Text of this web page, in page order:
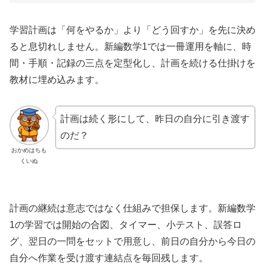
学習計画は「何をやるか」より「どう回すか」を先に決め
ると息切れしません。新編数学1では一冊運用を軸に、時
間・手順・記録の三点を定型化し、計画を続ける仕掛けを
教材に埋め込みます。
おかめはちも
くいぬ
計画は続く形にして、昨日の自分に引き渡す
のだ？
計画の継続は意志ではなく仕組みで担保します。新編数学
1の学習では開始の合図、タイマー、小テスト、誤答ロ
グ、翌日の一問をセットで用意し、前日の自分から今日の
自分へ作業を受け渡す連結点を毎回残します。